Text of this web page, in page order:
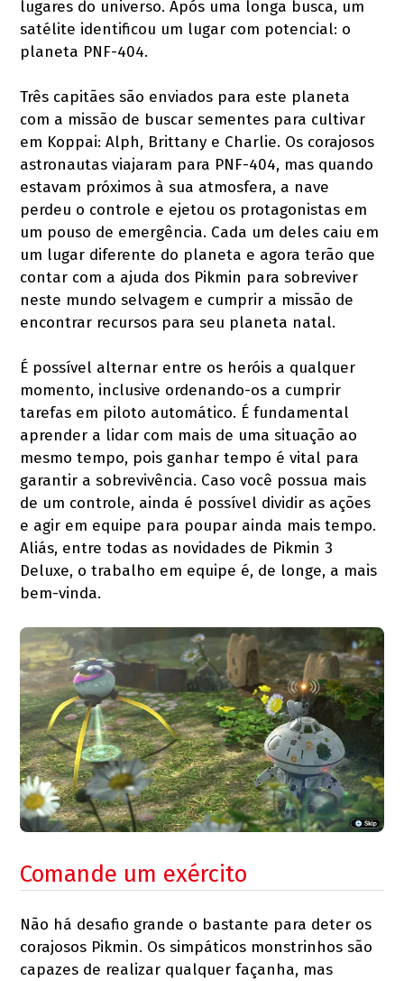
lugares do universo. Após uma longa busca, um
satélite identificou um lugar com potencial: o
planeta PNF-404.
Três capitães são enviados para este planeta
com a missão de buscar sementes para cultivar
em Koppai: Alph, Brittany e Charlie. Os corajosos
astronautas viajaram para PNF-404, mas quando
estavam próximos à sua atmosfera, a nave
perdeu o controle e ejetou os protagonistas em
um pouso de emergência. Cada um deles caiu em
um lugar diferente do planeta e agora terão que
contar com a ajuda dos Pikmin para sobreviver
neste mundo selvagem e cumprir a missão de
encontrar recursos para seu planeta natal.
É possível alternar entre os heróis a qualquer
momento, inclusive ordenando-os a cumprir
tarefas em piloto automático. É fundamental
aprender a lidar com mais de uma situação ao
mesmo tempo, pois ganhar tempo é vital para
garantir a sobrevivência. Caso você possua mais
de um controle, ainda é possível dividir as ações
e agir em equipe para poupar ainda mais tempo.
Aliás, entre todas as novidades de Pikmin 3
Deluxe, o trabalho em equipe é, de longe, a mais
bem-vinda.
Comande um exército
Não há desafio grande o bastante para deter os
corajosos Pikmin. Os simpáticos monstrinhos são
capazes de realizar qualquer façanha, mas